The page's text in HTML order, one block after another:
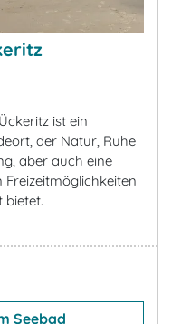
ist ein
der Natur, Ruhe
aber auch eine
bietet.
Seebad